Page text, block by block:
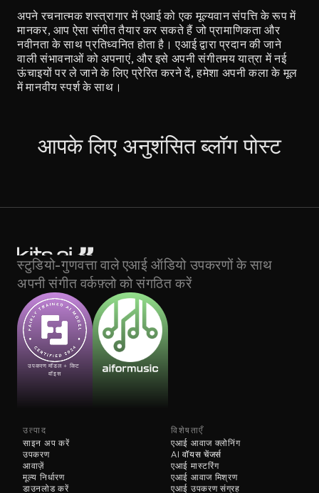
अपने रचनात्मक शस्त्रागार में एआई को एक मूल्यवान संपत्ति के रूप में
मानकर, आप ऐसा संगीत तैयार कर सकते हैं जो प्रामाणिकता और
नवीनता के साथ प्रतिध्वनित होता है। एआई द्वारा प्रदान की जाने
वाली संभावनाओं को अपनाएं, और इसे अपनी संगीतमय यात्रा में नई
ऊंचाइयों पर ले जाने के लिए प्रेरित करने दें, हमेशा अपनी कला के मूल
में मानवीय स्पर्श के साथ।
आपके लिए अनुशंसित ब्लॉग पोस्ट
स्टुडियो-गुणवत्ता वाले एआई ऑडियो उपकरणों के साथ
अपनी संगीत वर्कफ़्लो को संगठित करें
उपकरण मॉडल + किट
वॉइस
उत्पाद
साइन अप करें
उपकरण
आवाज़ें
मूल्य निर्धारण
डाउनलोड करें
विशेषताएँ
एआई आवाज क्लोनिंग
एआई आवाज मिश्रण
AI वॉयस चेंजर्स
एआई मास्टरिंग
एआई उपकरण संग्रह